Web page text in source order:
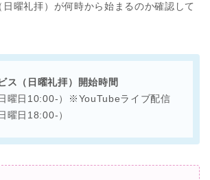
曜礼拝）が何時から始まるのか確認して
ス（日曜礼拝）開始時間
曜日10:00-）※YouTubeライブ配信
曜日18:00-）